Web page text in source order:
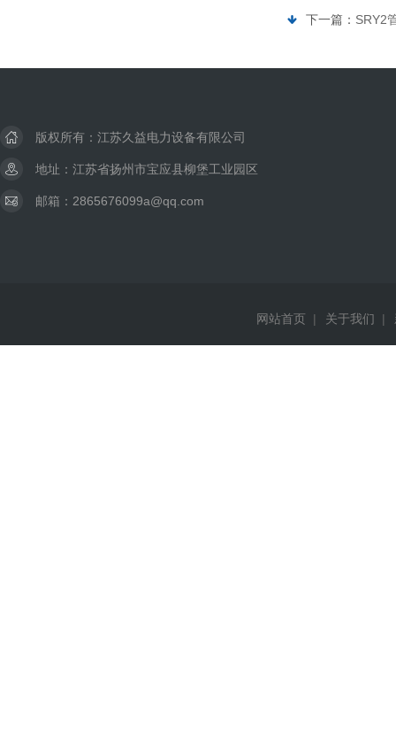
下一篇： SRY2
版权所有：江苏久益电力设备有限公司
地址：江苏省扬州市宝应县柳堡工业园区
邮箱：2865676099a@qq.com
网站首页 | 关于我们 |